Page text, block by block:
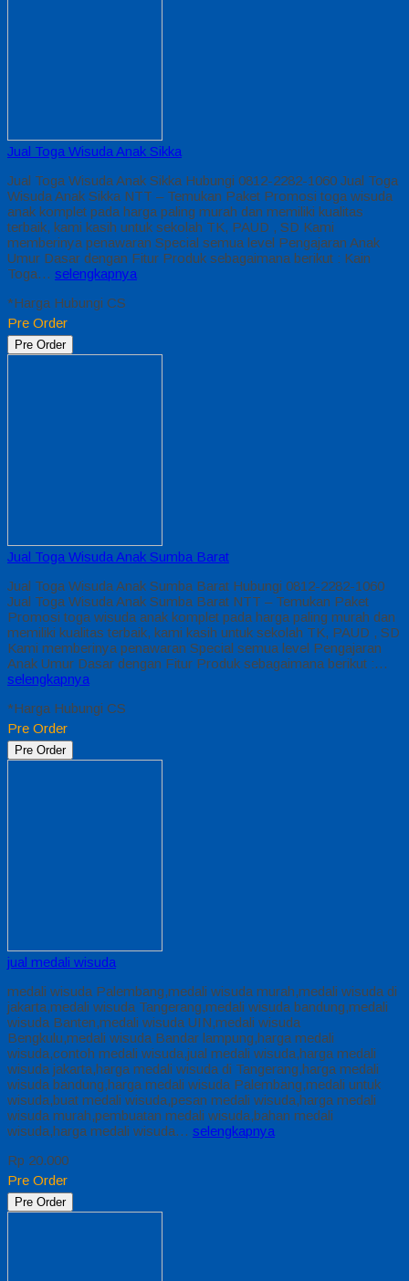
Jual Toga Wisuda Anak Sikka
Jual Toga Wisuda Anak Sikka Hubungi 0812-2282-1060 Jual Toga
Wisuda Anak Sikka NTT – Temukan Paket Promosi toga wisuda
anak komplet pada harga paling murah dan memiliki kualitas
terbaik, kami kasih untuk sekolah TK, PAUD , SD Kami
memberinya penawaran Special semua level Pengajaran Anak
Umur Dasar dengan Fitur Produk sebagaimana berikut : Kain
Toga… selengkapnya
*Harga Hubungi CS
Pre Order
Pre Order
Jual Toga Wisuda Anak Sumba Barat
Jual Toga Wisuda Anak Sumba Barat Hubungi 0812-2282-1060
Jual Toga Wisuda Anak Sumba Barat NTT – Temukan Paket
Promosi toga wisuda anak komplet pada harga paling murah dan
memiliki kualitas terbaik, kami kasih untuk sekolah TK, PAUD , SD
Kami memberinya penawaran Special semua level Pengajaran
Anak Umur Dasar dengan Fitur Produk sebagaimana berikut :…
selengkapnya
*Harga Hubungi CS
Pre Order
Pre Order
jual medali wisuda
medali wisuda Palembang,medali wisuda murah,medali wisuda di
jakarta,medali wisuda Tangerang,medali wisuda bandung,medali
wisuda Banten,medali wisuda UIN,medali wisuda
Bengkulu,medali wisuda Bandar lampung,harga medali
wisuda,contoh medali wisuda,jual medali wisuda,harga medali
wisuda jakarta,harga medali wisuda di Tangerang,harga medali
wisuda bandung,harga medali wisuda Palembang,medali untuk
wisuda,buat medali wisuda,pesan medali wisuda,harga medali
wisuda murah,pembuatan medali wisuda,bahan medali
wisuda,harga medali wisuda… selengkapnya
Rp 20.000
Pre Order
Pre Order